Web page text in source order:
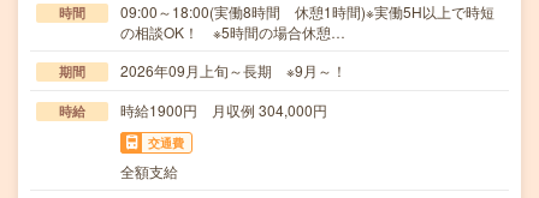
時間
09:00～18:00(実働8時間 休憩1時間)※実働5H以上で時短
の相談OK！ ※5時間の場合休憩…
期間 2026年09月上旬～長期 ※9月～！
時給 時給1900円 月収例 304,000円
交通費
全額支給